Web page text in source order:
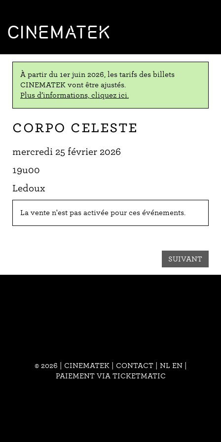
CINEMATEK
À partir du 1er juin 2026, les tarifs des billets
CINEMATEK vont être ajustés.
Plus d’informations, cliquez ici.
Corpo celeste
mercredi 25 février 2026
19u00
Ledoux
La vente n'est pas activée pour ces événements.
SUIVANT
© 2026 | CINEMATEK | CONTACT| NL EN
PAIEMENT VIA TICKETMATIC